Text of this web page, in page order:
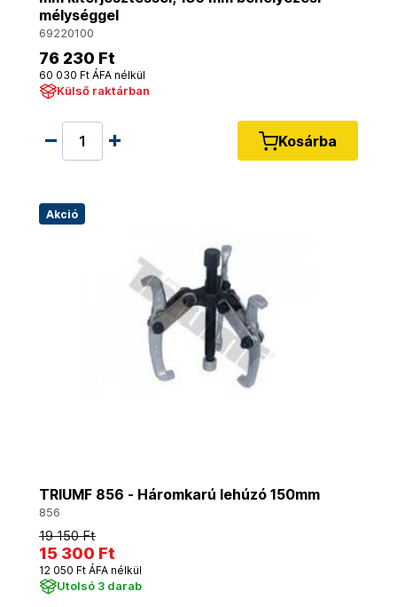
mélységgel
69220100
76 230 Ft
60 030 Ft ÁFA nélkül
Külső raktárban
Kosárba
Akció
TRIUMF 856 - Háromkarú lehúzó 150mm
856
19 150 Ft
15 300 Ft
12 050 Ft ÁFA nélkül
Utolsó 3 darab